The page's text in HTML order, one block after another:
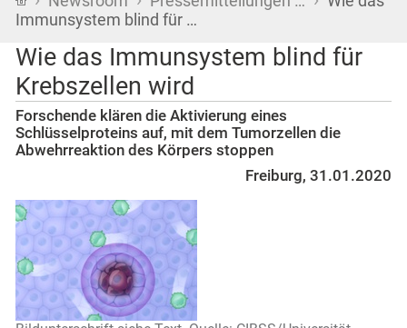
Immunsystem blind für …
Wie das Immunsystem blind für
Krebszellen wird
Forschende klären die Aktivierung eines
Schlüsselproteins auf, mit dem Tumorzellen die
Abwehrreaktion des Körpers stoppen
Freiburg, 31.01.2020